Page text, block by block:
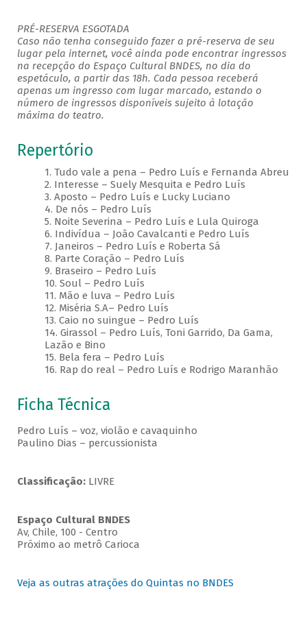
PRÉ-RESERVA ESGOTADA
Caso não tenha conseguido fazer a pré-reserva de seu
lugar pela internet, você ainda pode encontrar ingressos
na recepção do Espaço Cultural BNDES, no dia do
espetáculo, a partir das 18h. Cada pessoa receberá
apenas um ingresso com lugar marcado, estando o
número de ingressos disponíveis sujeito à lotação
máxima do teatro.
Repertório
1. Tudo vale a pena – Pedro Luís e Fernanda Abreu
2. Interesse – Suely Mesquita e Pedro Luís
3. Aposto – Pedro Luís e Lucky Luciano
4. De nós – Pedro Luís
5. Noite Severina – Pedro Luís e Lula Quiroga
6. Indivídua – João Cavalcanti e Pedro Luís
7. Janeiros – Pedro Luís e Roberta Sá
8. Parte Coração – Pedro Luís
9. Braseiro – Pedro Luís
10. Soul – Pedro Luís
11. Mão e luva – Pedro Luís
12. Miséria S.A– Pedro Luís
13. Caio no suingue – Pedro Luís
14. Girassol – Pedro Luís, Toni Garrido, Da Gama,
Lazão e Bino
15. Bela fera – Pedro Luís
16. Rap do real – Pedro Luís e Rodrigo Maranhão
Ficha Técnica
Pedro Luís – voz, violão e cavaquinho
Paulino Dias – percussionista
Classificação: LIVRE
Espaço Cultural BNDES
Av, Chile, 100 - Centro
Próximo ao metrô Carioca
Veja as outras atrações do Quintas no BNDES